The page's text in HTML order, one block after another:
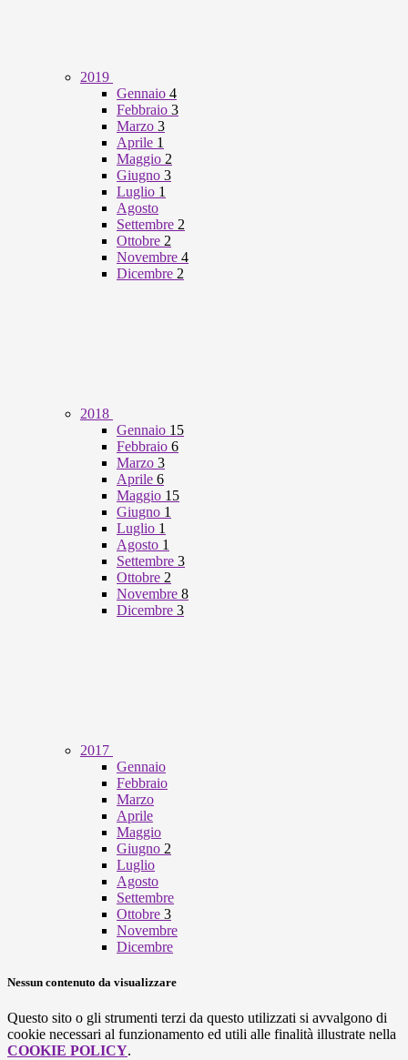
2019
Gennaio 4
Febbraio 3
Marzo 3
Aprile 1
Maggio 2
Giugno 3
Luglio 1
Agosto
Settembre 2
Ottobre 2
Novembre 4
Dicembre 2
2018
Gennaio 15
Febbraio 6
Marzo 3
Aprile 6
Maggio 15
Giugno 1
Luglio 1
Agosto 1
Settembre 3
Ottobre 2
Novembre 8
Dicembre 3
2017
Gennaio
Febbraio
Marzo
Aprile
Maggio
Giugno 2
Luglio
Agosto
Settembre
Ottobre 3
Novembre
Dicembre
Nessun contenuto da visualizzare
Questo sito o gli strumenti terzi da questo utilizzati si avvalgono di
cookie necessari al funzionamento ed utili alle finalità illustrate nella
COOKIE POLICY.